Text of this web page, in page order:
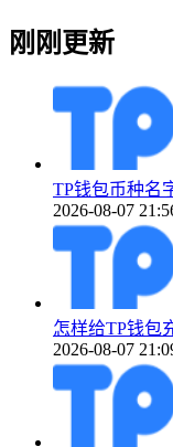
刚刚更新
TP钱包币种名
2026-08-07
怎样给TP钱包
2026-08-07